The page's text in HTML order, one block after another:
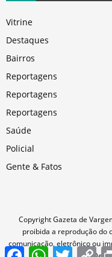
Vitrine
Destaques
Bairros
Reportagens
Reportagens
Reportagens
Saúde
Policial
Gente & Fatos
Copyright Gazeta de
proibida a reprodução do
comunicação, eletrônico ou
FacebookWhatsAppTwitter